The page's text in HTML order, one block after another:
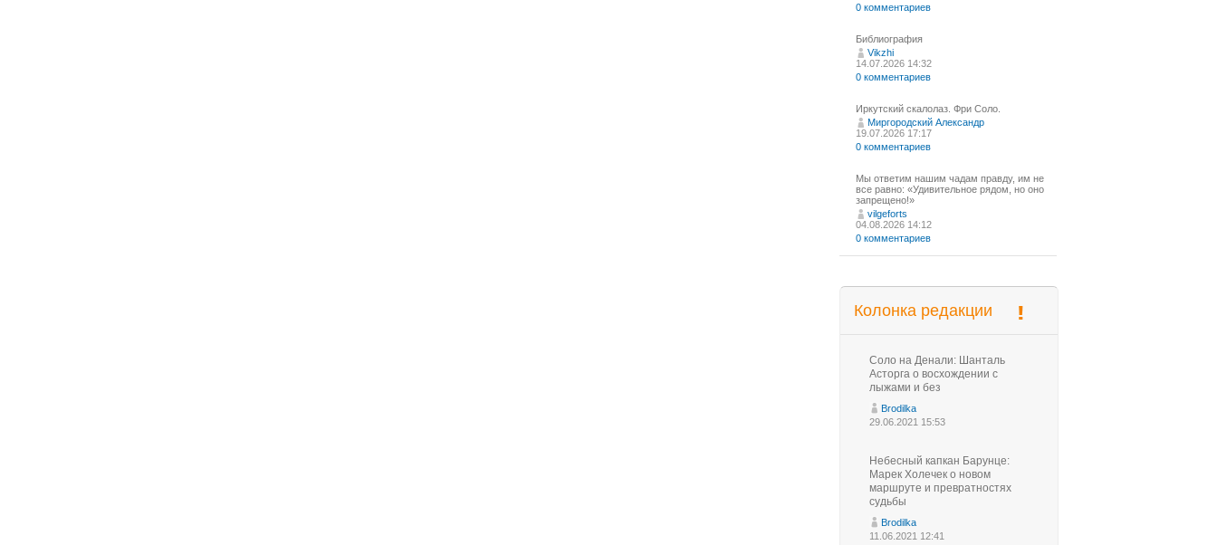
0 комментариев
Библиография
Vikzhi
14.07.2026 14:32
0 комментариев
Иркутский скалолаз. Фри Соло.
Миргородский Александр
19.07.2026 17:17
0 комментариев
Мы ответим нашим чадам правду, им не
все равно: «Удивительное рядом, но оно
запрещено!»
vilgeforts
04.08.2026 14:12
0 комментариев
Колонка редакции
Соло на Денали: Шанталь
Асторга о восхождении с
лыжами и без
Brodilka
29.06.2021 15:53
Небесный капкан Барунце:
Марек Холечек о новом
маршруте и превратностях
судьбы
Brodilka
11.06.2021 12:41